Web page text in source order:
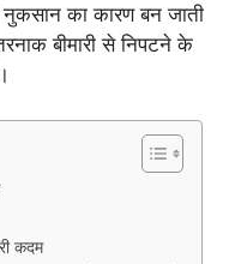
नुकसान का कारण बन जाती
बीमारी से निपटने के
कदम